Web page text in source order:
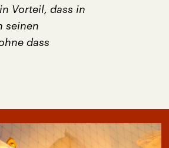
Vorteil, dass in
seinen
dass